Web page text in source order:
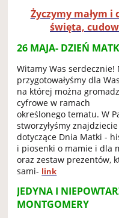
Życzymy małym i
święta,
26 MAJA- DZIEŃ
Witamy Was serdecznie!
przygotowałyśmy dla
na której można
cyfrowe w ramach
określonego tematu. W
stworzyłyśmy
dotyczące Dnia Matki -
i piosenki o mamie i dla
oraz zestaw prezentów,
sami- link
JEDYNA I
MONTGOMERY